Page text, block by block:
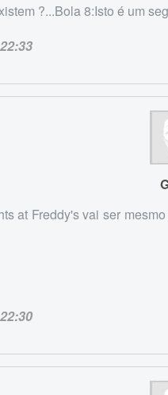
?...Bola 8:Isto é um
22:33
at Freddy's vai ser
22:30